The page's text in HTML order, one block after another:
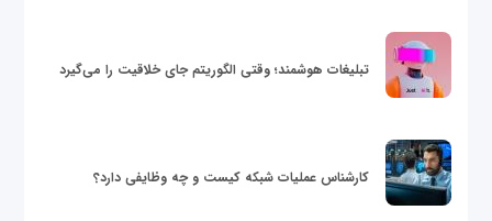
تبلیغات هوشمند؛ وقتی الگوریتم جای خلاقیت را می‌گیرد
کارشناس عملیات شبکه کیست و چه وظایفی دارد؟